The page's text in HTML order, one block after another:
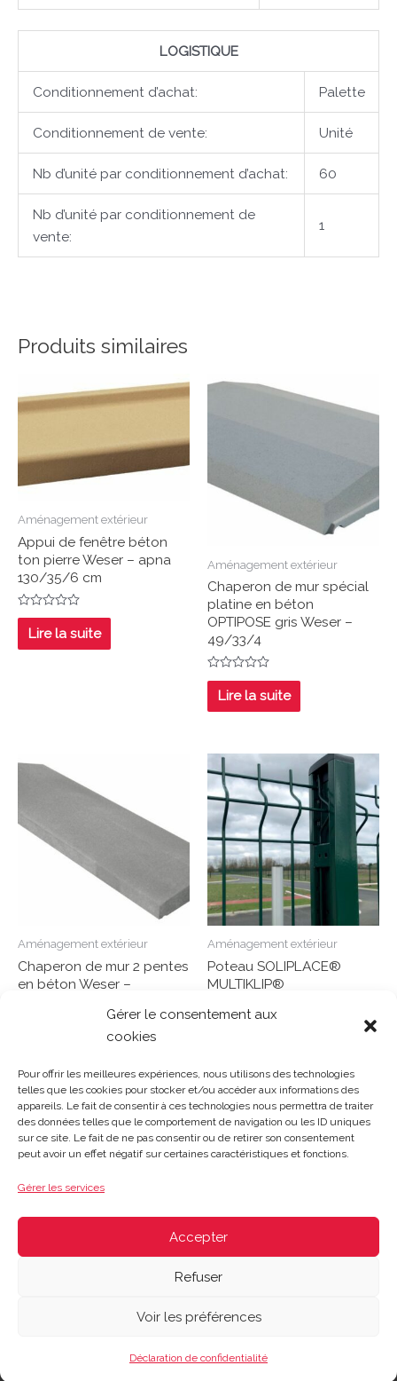
Gérer le consentement aux
cookies
Pour offrir les meilleures expériences, nous utilisons des technologies
telles que les cookies pour stocker et/ou accéder aux informations des
appareils. Le fait de consentir à ces technologies nous permettra de traiter
des données telles que le comportement de navigation ou les ID uniques
sur ce site. Le fait de ne pas consentir ou de retirer son consentement
peut avoir un effet négatif sur certaines caractéristiques et fonctions.
Gérer les services
Accepter
Refuser
Voir les préférences
Déclaration de confidentialité
LOGISTIQUE
Conditionnement d’achat: Palette
Conditionnement de vente: Unité
Nb d’unité par conditionnement d’achat: 60
Nb d’unité par conditionnement de
vente:
1
Produits similaires
Aménagement extérieur
Appui de fenêtre béton
ton pierre Weser – apna
130/35/6 cm
Note
sur
5
Lire la suite
Aménagement extérieur
Chaperon de mur spécial
platine en béton
OPTIPOSE gris Weser –
49/33/4
Note
sur
5
Lire la suite
Aménagement extérieur
Chaperon de mur 2 pentes
en béton Weser –
5
Aménagement extérieur
Poteau SOLIPLACE®
MULTIKLIP®
Gosset Matériaux 2023 © Tous droits réservés |Mentions
Le samedi : 8h-12h